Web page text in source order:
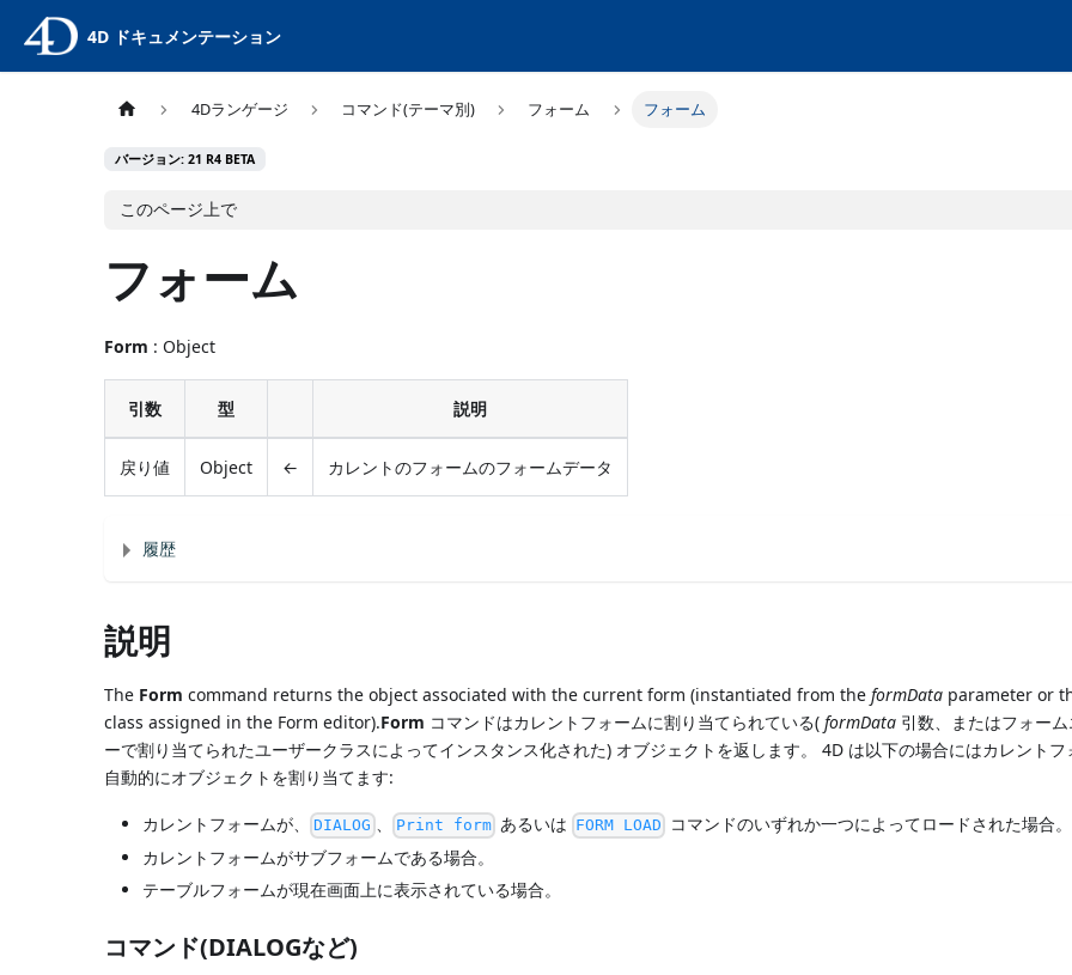
4D ドキュメンテーション
4Dランゲージ コマンド(テーマ別) フォーム フォーム
バージョン: 21 R4 BETA
このページ上で
フォーム
Form : Object
引数 型 説明
戻り値 Object ← カレントのフォームのフォームデータ
履歴
説明
The Form command returns the object associated with the current form (instantiated from theformData parameter or
class assigned in the Form editor).Form コマンドはカレントフォームに割り当てられている(formData 引数、またはフォー
ーで割り当てられたユーザークラスによってインスタンス化された) オブジェクトを返します。 4D は以下の場合にはカレントフ
自動的にオブジェクトを割り当てます:
カレントフォームが、 DIALOG 、 Print form あるいは FORM LOAD
コマンドのいずれか一つによってロードされた場合。
カレントフォームがサブフォームである場合。
テーブルフォームが現在画面上に表示されている場合。
コマンド(DIALOGなど)